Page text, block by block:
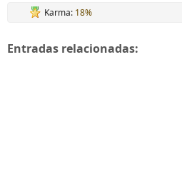
Karma: 18%
Entradas relacionadas: